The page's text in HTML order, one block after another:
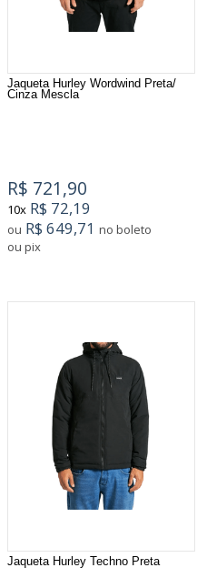
Jaqueta Hurley Wordwind Preta/
Cinza Mescla
R$ 721,90
10x R$ 72,19
ou R$ 649,71 no boleto
ou pix
Jaqueta Hurley Techno Preta